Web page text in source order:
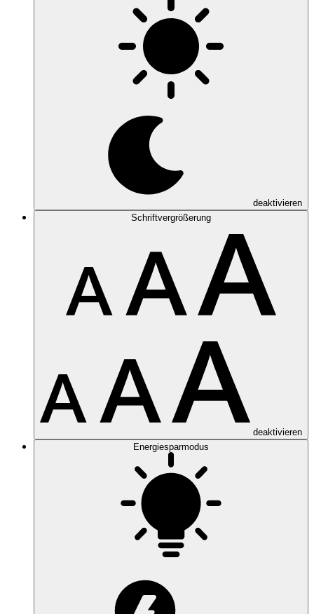
deaktivieren
Schriftvergrößerung
deaktivieren
Energiesparmodus